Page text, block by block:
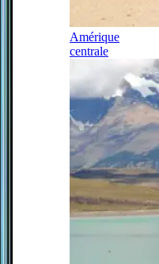
Amérique
centrale